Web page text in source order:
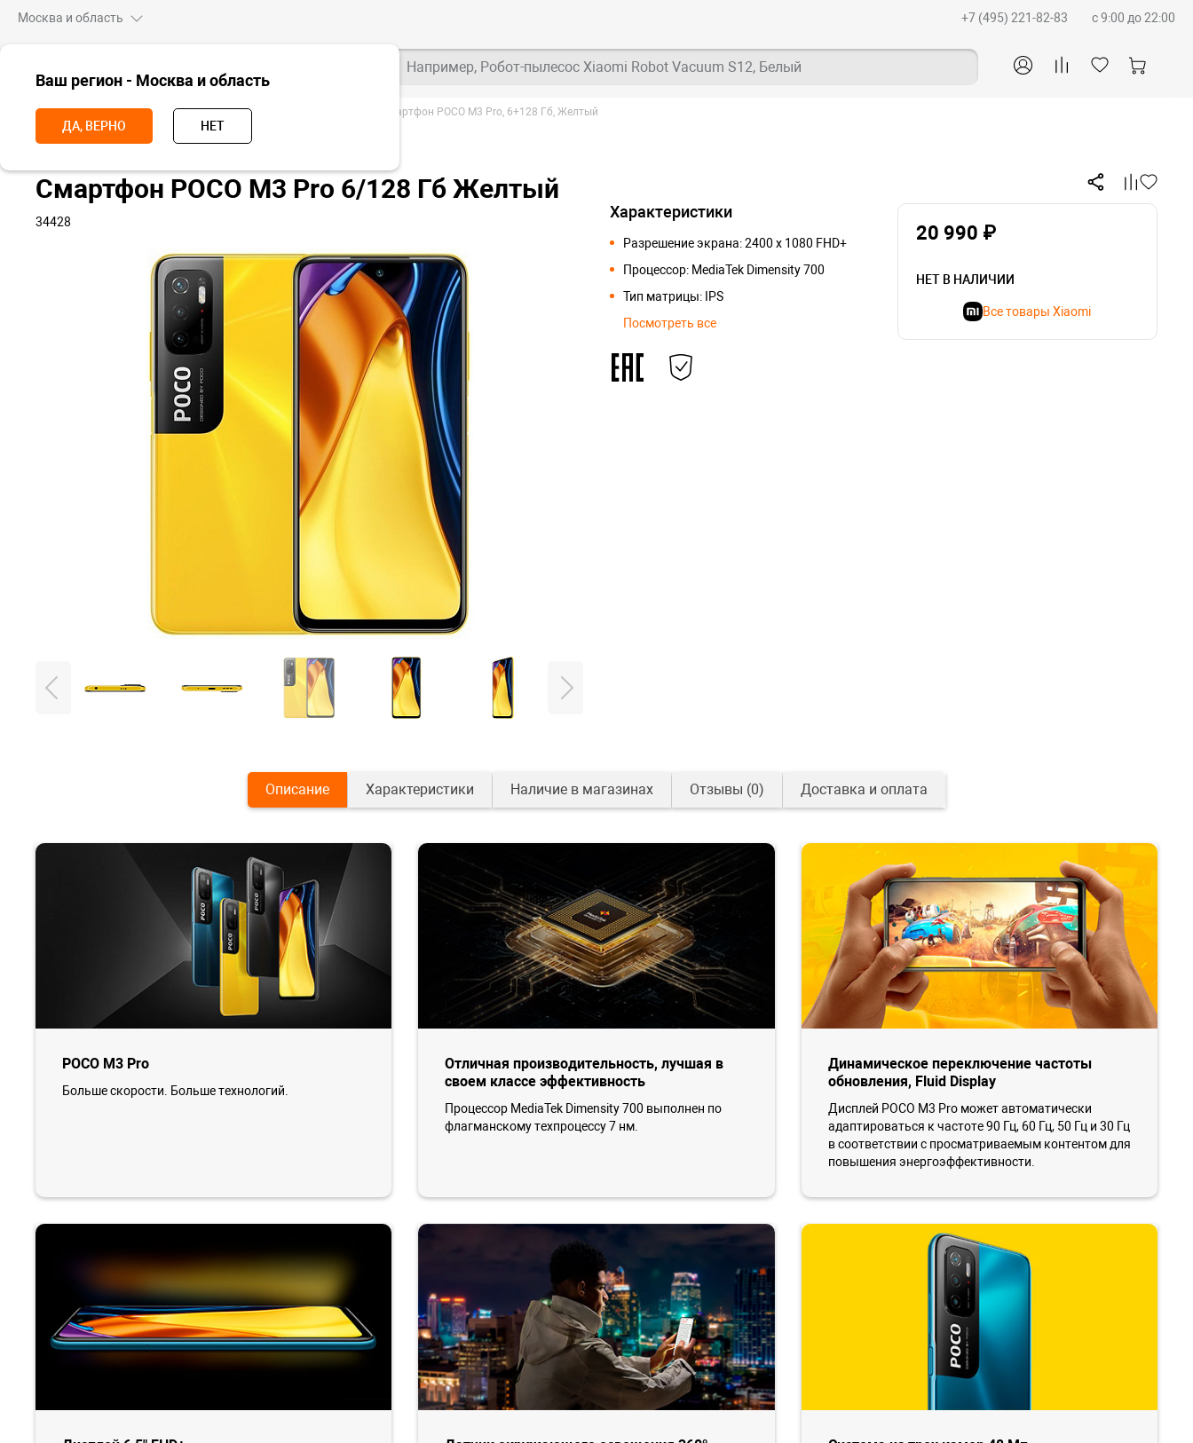
Москва и область
Ваш регион - Москва и область
ДА, ВЕРНО НЕТ
+7 (495) 221-82-83 c 9:00 до 22:00
Например, Робот-пылесос Xiaomi Robot Vacuum S12, Белый
Главная Смартфоны POCO POCO M3 Смартфон POCO M3 Pro, 6+128 Гб, Желтый
Смартфон POCO M3 Pro 6/128 Гб Желтый
34428
Характеристики
Разрешение экрана: 2400 x 1080 FHD+
Процессор: MediaTek Dimensity 700
Тип матрицы: IPS
Посмотреть все
20 990 ₽
НЕТ В НАЛИЧИИ
Все товары Xiaomi
Описание Характеристики Наличие в магазинах Отзывы (0) Доставка и оплата
POCO M3 Pro
Больше скорости. Больше технологий.
Отличная производительность, лучшая в
своем классе эффективность
Процессор MediaTek Dimensity 700 выполнен по
флагманскому техпроцессу 7 нм.
Динамическое переключение частоты
обновления, Fluid Display
Дисплей POCO M3 Pro может автоматически
адаптироваться к частоте 90 Гц, 60 Гц, 50 Гц и 30 Гц
в соответствии с просматриваемым контентом для
повышения энергоэффективности.